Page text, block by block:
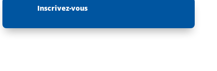
Inscrivez-vous